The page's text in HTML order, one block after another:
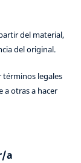
del material,
del original.
términos legales
a otras a hacer
a